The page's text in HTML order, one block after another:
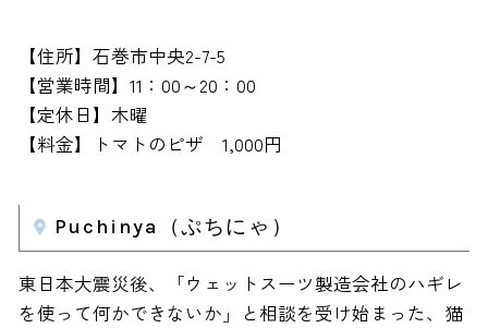
【住所】石巻市中央2-7-5
【営業時間】11：00～20：00
【定休日】木曜
【料金】トマトのピザ 1,000円
Puchinya（ぷちにゃ）
東日本大震災後、「ウェットスーツ製造会社のハギレ
を使って何かできないか」と相談を受け始まった、猫